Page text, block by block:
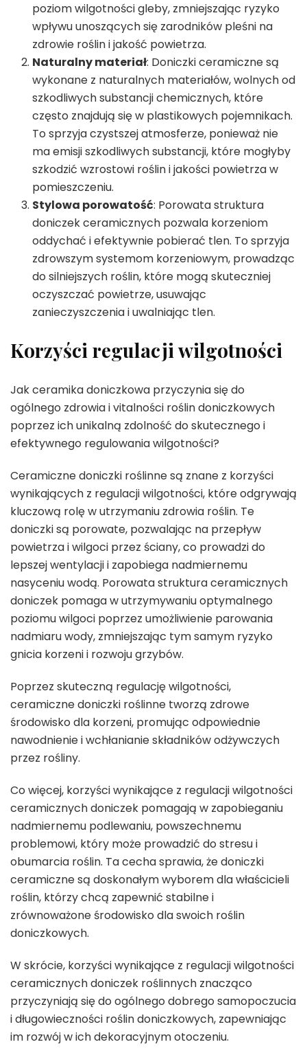
poziom wilgotności gleby, zmniejszając ryzyko
wpływu unoszących się zarodników pleśni na
zdrowie roślin i jakość powietrza.
Naturalny materiał: Doniczki ceramiczne są
wykonane z naturalnych materiałów, wolnych od
szkodliwych substancji chemicznych, które
często znajdują się w plastikowych pojemnikach.
To sprzyja czystszej atmosferze, ponieważ nie
ma emisji szkodliwych substancji, które mogłyby
szkodzić wzrostowi roślin i jakości powietrza w
pomieszczeniu.
Stylowa porowatość: Porowata struktura
doniczek ceramicznych pozwala korzeniom
oddychać i efektywnie pobierać tlen. To sprzyja
zdrowszym systemom korzeniowym, prowadząc
do silniejszych roślin, które mogą skuteczniej
oczyszczać powietrze, usuwając
zanieczyszczenia i uwalniając tlen.
Korzyści regulacji wilgotności
Jak ceramika doniczkowa przyczynia się do
ogólnego zdrowia i vitalności roślin doniczkowych
poprzez ich unikalną zdolność do skutecznego i
efektywnego regulowania wilgotności?
Ceramiczne doniczki roślinne są znane z korzyści
wynikających z regulacji wilgotności, które odgrywają
kluczową rolę w utrzymaniu zdrowia roślin. Te
doniczki są porowate, pozwalając na przepływ
powietrza i wilgoci przez ściany, co prowadzi do
lepszej wentylacji i zapobiega nadmiernemu
nasyceniu wodą. Porowata struktura ceramicznych
doniczek pomaga w utrzymywaniu optymalnego
poziomu wilgoci poprzez umożliwienie parowania
nadmiaru wody, zmniejszając tym samym ryzyko
gnicia korzeni i rozwoju grzybów.
Poprzez skuteczną regulację wilgotności,
ceramiczne doniczki roślinne tworzą zdrowe
środowisko dla korzeni, promując odpowiednie
nawodnienie i wchłanianie składników odżywczych
przez rośliny.
Co więcej, korzyści wynikające z regulacji wilgotności
ceramicznych doniczek pomagają w zapobieganiu
nadmiernemu podlewaniu, powszechnemu
problemowi, który może prowadzić do stresu i
obumarcia roślin. Ta cecha sprawia, że doniczki
ceramiczne są doskonałym wyborem dla właścicieli
roślin, którzy chcą zapewnić stabilne i
zrównoważone środowisko dla swoich roślin
doniczkowych.
W skrócie, korzyści wynikające z regulacji wilgotności
ceramicznych doniczek roślinnych znacząco
przyczyniają się do ogólnego dobrego samopoczucia
i długowieczności roślin doniczkowych, zapewniając
im rozwój w ich dekoracyjnym otoczeniu.